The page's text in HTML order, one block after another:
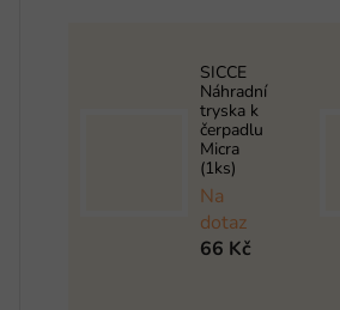
SICCE
Náhradní
tryska k
čerpadlu
Micra
(1ks)
Na
dotaz
66 Kč